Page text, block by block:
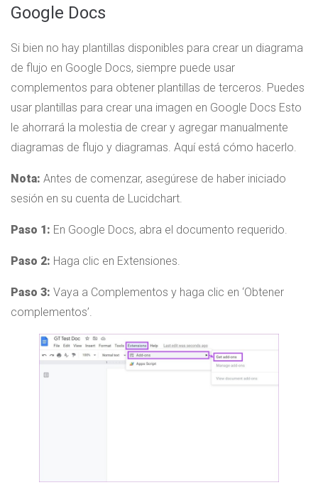
Google Docs
Si bien no hay plantillas disponibles para crear un diagrama
de flujo en Google Docs, siempre puede usar
complementos para obtener plantillas de terceros. Puedes
usar plantillas para crear una imagen en Google Docs Esto
le ahorrará la molestia de crear y agregar manualmente
diagramas de flujo y diagramas. Aquí está cómo hacerlo.
Nota: Antes de comenzar, asegúrese de haber iniciado
sesión en su cuenta de Lucidchart.
Paso 1: En Google Docs, abra el documento requerido.
Paso 2: Haga clic en Extensiones.
Paso 3: Vaya a Complementos y haga clic en ‘Obtener
complementos’.